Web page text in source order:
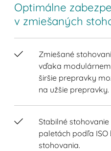
Optimálne
v zmiešaných
Zmiešané
vďaka
širšie prepravky
na užšie prepravky.
Stabilné
paletách podľa
stohovania.